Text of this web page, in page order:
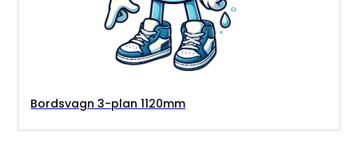
Bordsvagn 3-plan 1120mm